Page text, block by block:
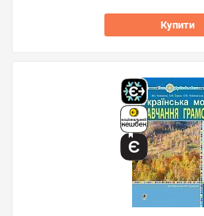
Купити